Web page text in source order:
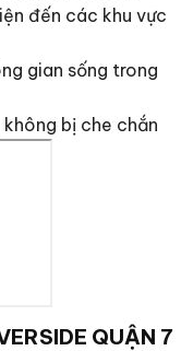
đến các khu vực
gian sống trong
bị che chắn
QUẬN 7